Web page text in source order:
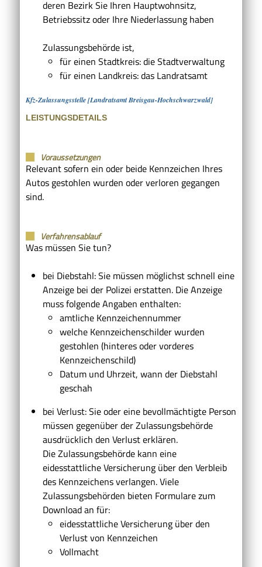
deren Bezirk Sie Ihren Hauptwohnsitz,
Betriebssitz oder Ihre Niederlassung haben
Zulassungsbehörde ist,
für einen Stadtkreis: die Stadtverwaltung
für einen Landkreis: das Landratsamt
Kfz-Zulassungsstelle [Landratsamt Breisgau-Hochschwarzwald]
LEISTUNGSDETAILS
Voraussetzungen
Relevant sofern ein oder beide Kennzeichen Ihres
Autos gestohlen wurden oder verloren gegangen
sind.
Verfahrensablauf
Was müssen Sie tun?
bei Diebstahl: Sie müssen möglichst schnell eine
Anzeige bei der Polizei erstatten. Die Anzeige
muss folgende Angaben enthalten:
amtliche Kennzeichennummer
welche Kennzeichenschilder wurden
gestohlen (hinteres oder vorderes
Kennzeichenschild)
Datum und Uhrzeit, wann der Diebstahl
geschah
bei Verlust: Sie oder eine bevollmächtigte Person
müssen gegenüber der Zulassungsbehörde
ausdrücklich den Verlust erklären.
Die Zulassungsbehörde kann eine
eidesstattliche Versicherung über den Verbleib
des Kennzeichens verlangen. Viele
Zulassungsbehörden bieten Formulare zum
Download an für:
eidesstattliche Versicherung über den
Verlust von Kennzeichen
Vollmacht